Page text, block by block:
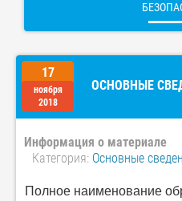
17
ноября
2018
ОСНОВНЫЕ
Информация о материале
Категория: Основные
Полное наименование